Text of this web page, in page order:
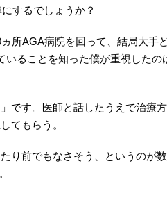
するでしょうか？
所AGA病院を回って、結局大手
ることを知った僕が重視したの
です。医師と話したうえで治療
てもらう。
り前でもなさそう、というのが